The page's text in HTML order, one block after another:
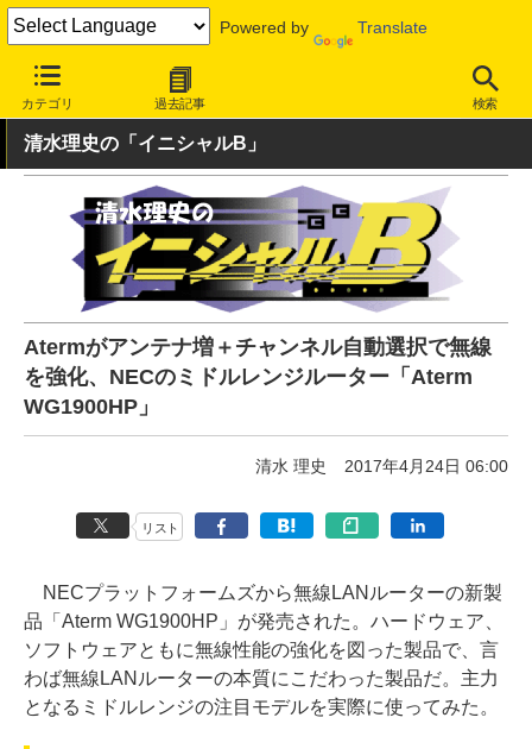
Powered by Translate
カテゴリ 過去記事 検索
INTERNET Watch ハードウェア
清水理史の「イニシャルB」
Atermがアンテナ増＋チャンネル自動選択で無線
を強化、NECのミドルレンジルーター「Aterm
WG1900HP」
清水 理史 2017年4月24日 06:00
リスト
NECプラットフォームズから無線LANルーターの新製
品「Aterm WG1900HP」が発売された。ハードウェア、
ソフトウェアともに無線性能の強化を図った製品で、言
わば無線LANルーターの本質にこだわった製品だ。主力
となるミドルレンジの注目モデルを実際に使ってみた。